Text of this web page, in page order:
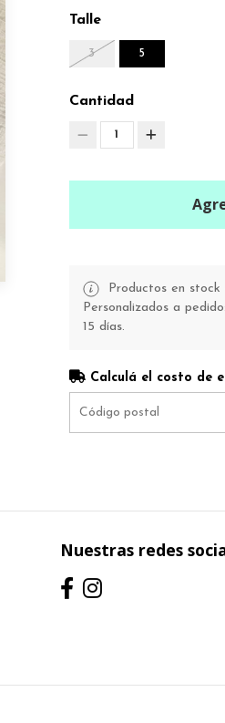
Talle
3 5
Cantidad
1
Productos en
Personalizados a
15 días.
Calculá el costo de
Nuestras redes